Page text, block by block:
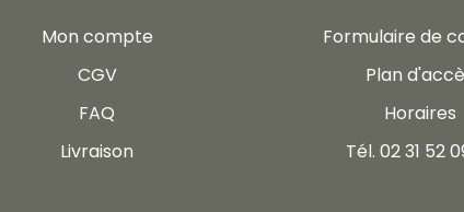
Mon compte
CGV
FAQ
Livraison
Formulaire de
Plan
Horaires
Tél. 02 31 52